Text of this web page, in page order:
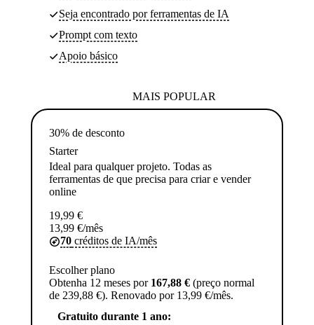
Seja encontrado por ferramentas de IA
Prompt com texto
Apoio básico
MAIS POPULAR
30% de desconto
Starter
Ideal para qualquer projeto. Todas as
ferramentas de que precisa para criar e vender
online
19,99 €
13,99 €/mês
70 créditos de IA/mês
Escolher plano
Obtenha 12 meses por 167,88 € (preço normal
de 239,88 €). Renovado por 13,99 €/mês.
Gratuito durante 1 ano: